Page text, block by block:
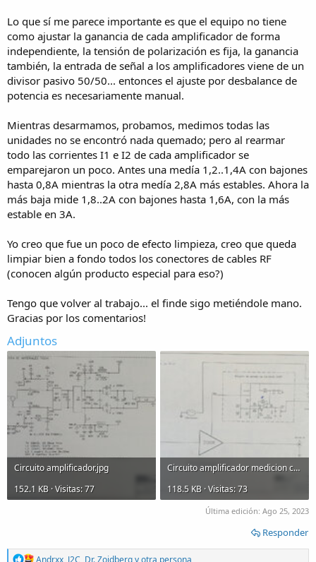
Lo que sí me parece importante es que el equipo no tiene
como ajustar la ganancia de cada amplificador de forma
independiente, la tensión de polarización es fija, la ganancia
también, la entrada de señal a los amplificadores viene de un
divisor pasivo 50/50... entonces el ajuste por desbalance de
potencia es necesariamente manual.
Mientras desarmamos, probamos, medimos todas las
unidades no se encontró nada quemado; pero al rearmar
todo las corrientes I1 e I2 de cada amplificador se
emparejaron un poco. Antes una medía 1,2..1,4A con bajones
hasta 0,8A mientras la otra medía 2,8A más estables. Ahora la
más baja mide 1,8..2A con bajones hasta 1,6A, con la más
estable en 3A.
Yo creo que fue un poco de efecto limpieza, creo que queda
limpiar bien a fondo todos los conectores de cables RF
(conocen algún producto especial para eso?)
Tengo que volver al trabajo... el finde sigo metiéndole mano.
Gracias por los comentarios!
Adjuntos
Circuito amplificador.jpg
152.1 KB · Visitas: 77
Circuito amplificador medicion corriente.jpg
118.5 KB · Visitas: 73
Última edición: Ago 25, 2023
Responder
R
Andrxx J2C Dr. Zoidbergy otra persona